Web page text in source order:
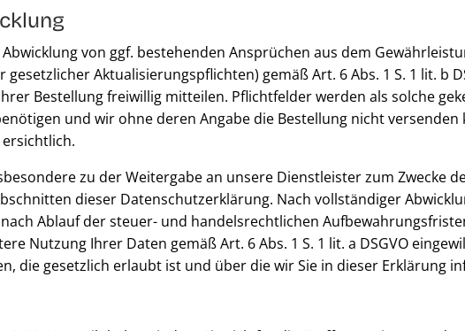
von ggf. bestehenden Ansprüchen aus dem
Aktualisierungspflichten) gemäß Art. 6 Abs. 1 S. 1 lit. b
Bestellung freiwillig mitteilen. Pflichtfelder werden als solche
und wir ohne deren Angabe die Bestellung nicht versenden
zu der Weitergabe an unsere Dienstleister zum Zwecke
dieser Datenschutzerklärung. Nach vollständiger
Ablauf der steuer- und handelsrechtlichen
Nutzung Ihrer Daten gemäß Art. 6 Abs. 1 S. 1 lit. a DSGVO
die gesetzlich erlaubt ist und über die wir Sie in dieser Erklärung